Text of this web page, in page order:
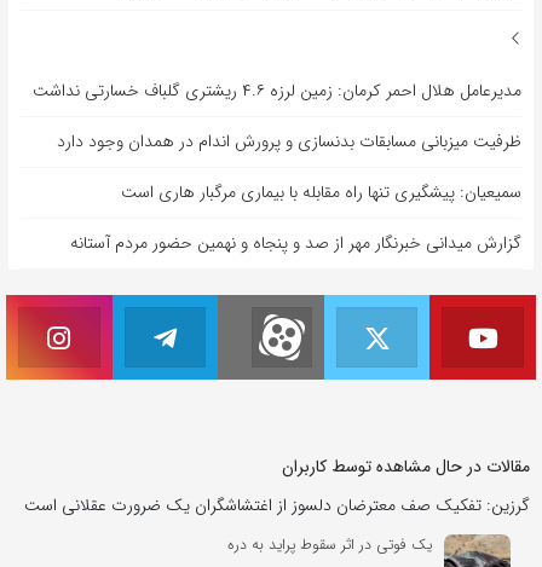
مدیرعامل هلال احمر کرمان: زمین لرزه ۴.۶ ریشتری گلباف خسارتی نداشت
ظرفیت میزبانی مسابقات بدنسازی و پرورش اندام در همدان وجود دارد
سمیعیان: پیشگیری تنها راه مقابله با بیماری مرگبار هاری است
گزارش میدانی خبرنگار مهر از صد و پنجاه و نهمین حضور مردم آستانه
مقالات در حال مشاهده توسط کاربران
گرزین: تفکیک صف معترضان دلسوز از اغتشاشگران یک ضرورت عقلانی است
یک فوتی در اثر سقوط پراید به دره